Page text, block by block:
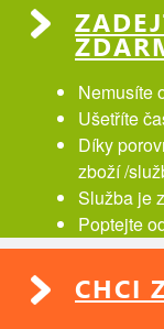
Nemusíte
Ušetříte
Díky
zboží /
Služba je
Poptejte
CHCI